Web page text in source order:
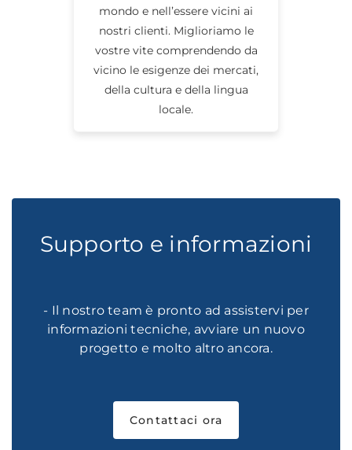
mondo e nell’essere vicini ai
nostri clienti. Miglioriamo le
vostre vite comprendendo da
vicino le esigenze dei mercati,
della cultura e della lingua
locale.
Supporto e informazioni
- Il nostro team è pronto ad assistervi per
informazioni tecniche, avviare un nuovo
progetto e molto altro ancora.
Contattaci ora